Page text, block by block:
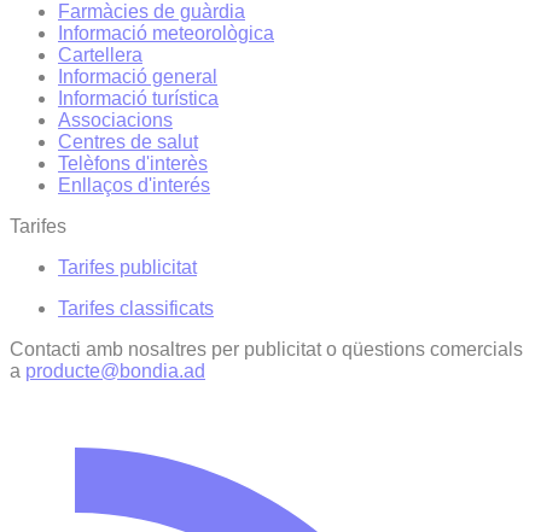
Farmàcies de guàrdia
Informació meteorològica
Cartellera
Informació general
Informació turística
Associacions
Centres de salut
Telèfons d'interès
Enllaços d'interés
Tarifes
Tarifes publicitat
Tarifes classificats
Contacti amb nosaltres per publicitat o qüestions comercials
a producte@bondia.ad